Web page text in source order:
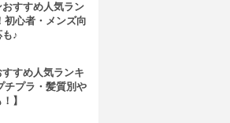
すすめ人気ラン
初心者・メンズ向
♪
すめ人気ランキ
チプラ・髪質別や
】